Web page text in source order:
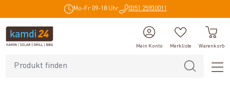
Mo-Fr 09-18 Uhr 0351 25930011
Mein Konto Merkliste Warenkorb